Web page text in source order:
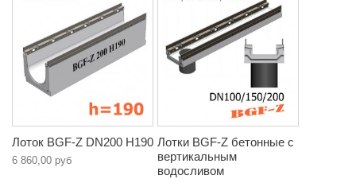
Лоток BGF-Z DN200 H190
6 860,00 руб
Лотки BGF-Z бетонные с
вертикальным
водоcливом